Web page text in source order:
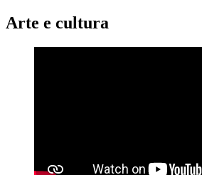
Arte e cultura